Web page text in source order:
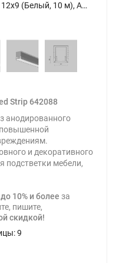
Рассеиватель для профиля 8x9, 12x9 (Белый, 10 м), ALM-0809-O-DF-10M 642088 (Белый) 642088 - фото
Strip 642088
анодированного
и декоративного
подстветки мебели,
до 10% и более за
пишите,
скидкой!
9